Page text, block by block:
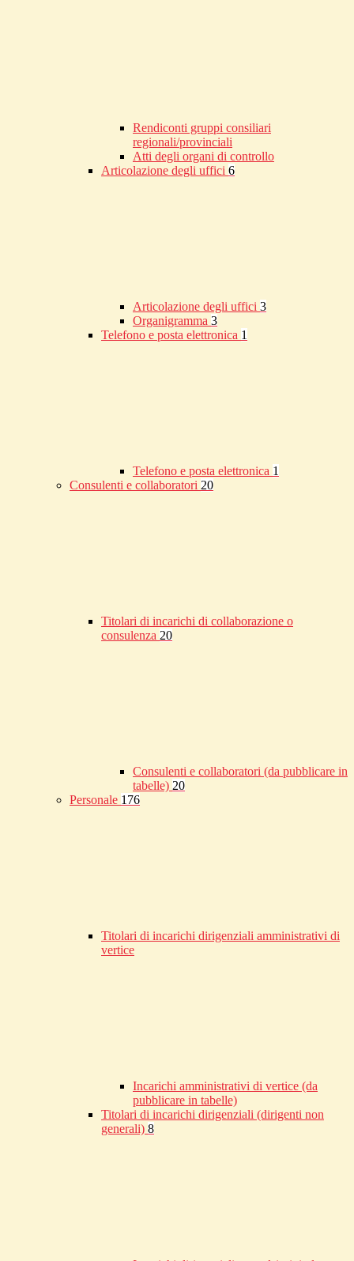
Rendiconti gruppi consiliari
regionali/provinciali
Atti degli organi di controllo
Articolazione degli uffici 6
Articolazione degli uffici 3
Organigramma 3
Telefono e posta elettronica 1
Telefono e posta elettronica 1
Consulenti e collaboratori 20
Titolari di incarichi di collaborazione o
consulenza 20
Consulenti e collaboratori (da pubblicare in
tabelle) 20
Personale 176
Titolari di incarichi dirigenziali amministrativi di
vertice
Incarichi amministrativi di vertice (da
pubblicare in tabelle)
Titolari di incarichi dirigenziali (dirigenti non
generali) 8